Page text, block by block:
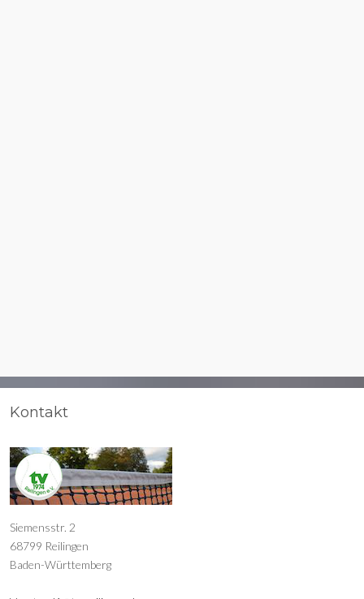
Kontakt
Siemensstr. 2
68799 Reilingen
Baden-Württemberg